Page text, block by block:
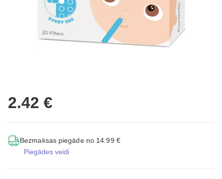
2.42 €
Bezmaksas piegāde no 14.99 €
Piegādes veidi